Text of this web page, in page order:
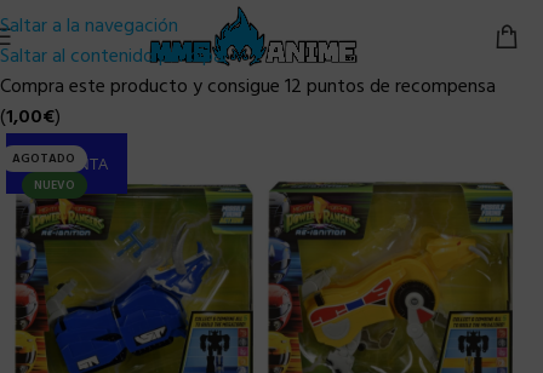
Saltar a la navegación
Saltar al contenido principal
Compra este producto y consigue 12 puntos de recompensa
(1,00€)
AGOTADO
NUEVO
PRE-VENTA